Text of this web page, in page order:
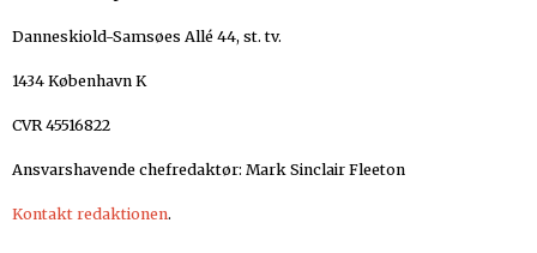
Danneskiold-Samsøes Allé 44, st. tv.
1434 København K
CVR 45516822
Ansvarshavende chefredaktør: Mark Sinclair Fleeton
Kontakt redaktionen.